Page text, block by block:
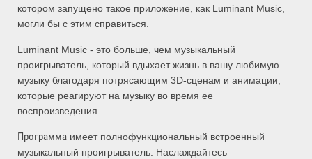
котором запущено такое приложение, как Luminant Music,
могли бы с этим справиться.
Luminant Music - это больше, чем музыкальный
проигрыватель, который вдыхает жизнь в вашу любимую
музыку благодаря потрясающим 3D-сценам и анимации,
которые реагируют на музыку во время ее
воспроизведения.
Программа имеет полнофункциональный встроенный
музыкальный проигрыватель. Наслаждайтесь